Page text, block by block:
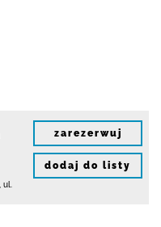
ul.
zarezerwuj
dodaj do listy